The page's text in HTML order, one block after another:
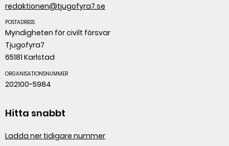
redaktionen@tjugofyra7.se
POSTADRESS
Myndigheten för civilt försvar
Tjugofyra7
65181 Karlstad
ORGANISATIONSNUMMER
202100-5984
Hitta snabbt
Ladda ner tidigare nummer